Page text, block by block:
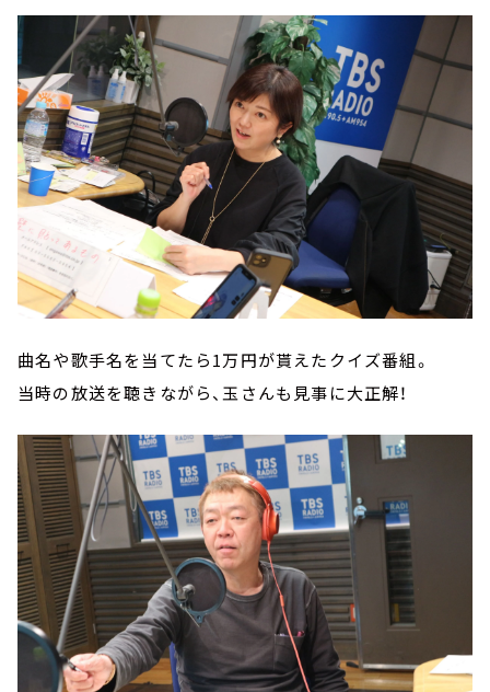
曲名や歌手名を当てたら1万円が貰えたクイズ番組。
当時の放送を聴きながら、玉さんも見事に大正解！